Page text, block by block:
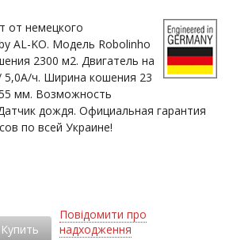
от немецкого
AL-KO. Модель Robolinho
2300 м2. Двигатель на
5,0А/ч. Ширина кошения 23
мм. Возможность
дождя. Официальная гарантия
по всей Украине!
Купить
Повідомити про
надходження